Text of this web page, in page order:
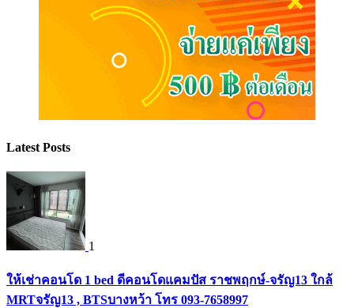
Latest Posts
1
ให้เช่าคอนโด 1 bed ดีคอนโดแคมปัส ราชพฤกษ์-จรัญ13 ใกล้
MRTจรัญ13 , BTSบางหว้า โทร 093-7658997